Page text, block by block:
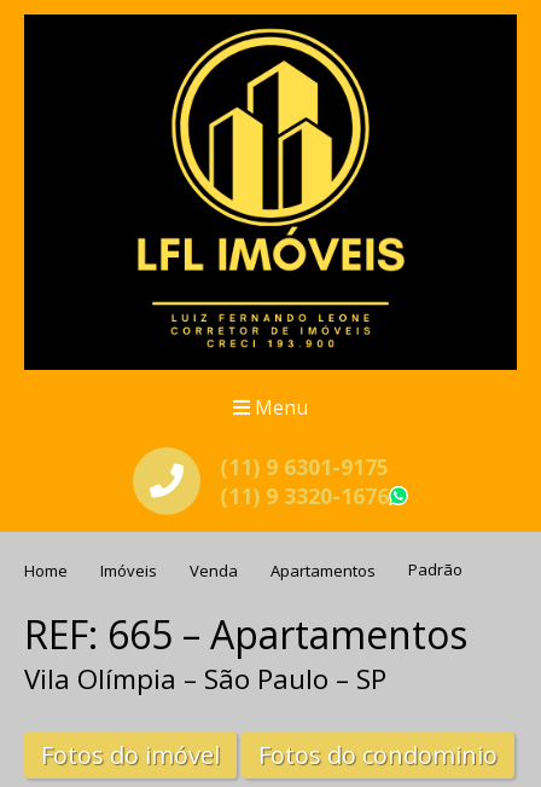
Menu
(11) 9 6301-9175
(11) 9 3320-1676
Home Imóveis Venda Apartamentos Padrão
REF: 665 – Apartamentos
Vila Olímpia – São Paulo – SP
Fotos do imóvel Fotos do condominio